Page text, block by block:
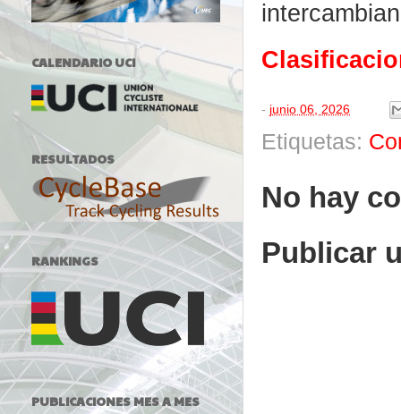
- junio 06, 2026
Etiquetas:
No hay
Publicar
CALENDARIO UCI
RESULTADOS
RANKINGS
PUBLICACIONES MES A MES